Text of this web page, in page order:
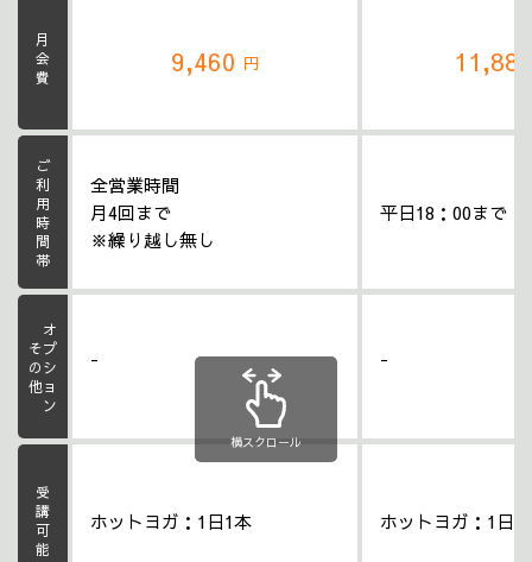
月会費 9,460 円
ご利用時間帯
全営業時間
月4回まで
※繰り越し無し
平日18：00まで
オプション
その他 - -
受講可能数 ホットヨガ：1日1本 ホットヨガ：1日1
横スクロール